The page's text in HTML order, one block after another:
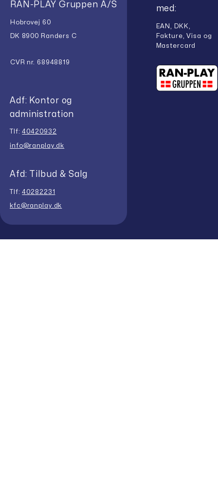
RAN-PLAY Gruppen A/S
Hobrovej 60
DK 8900 Randers C
CVR nr. 68948819
Adf: Kontor og
administration
Tlf:40420932
info@ranplay.dk
Afd: Tilbud & Salg
Tlf:40282231
kfc@ranplay.dk
med:
EAN, DKK,
Fakture, Visa og
Mastercard